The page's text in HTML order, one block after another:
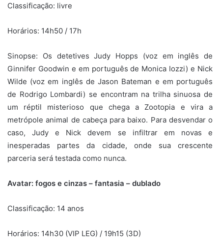
Classificação: livre
Horários: 14h50 / 17h
Sinopse: Os detetives Judy Hopps (voz em inglês de
Ginnifer Goodwin e em português de Monica Iozzi) e Nick
Wilde (voz em inglês de Jason Bateman e em português
de Rodrigo Lombardi) se encontram na trilha sinuosa de
um réptil misterioso que chega a Zootopia e vira a
metrópole animal de cabeça para baixo. Para desvendar o
caso, Judy e Nick devem se infiltrar em novas e
inesperadas partes da cidade, onde sua crescente
parceria será testada como nunca.
Avatar: fogos e cinzas – fantasia – dublado
Classificação: 14 anos
Horários: 14h30 (VIP LEG) / 19h15 (3D)